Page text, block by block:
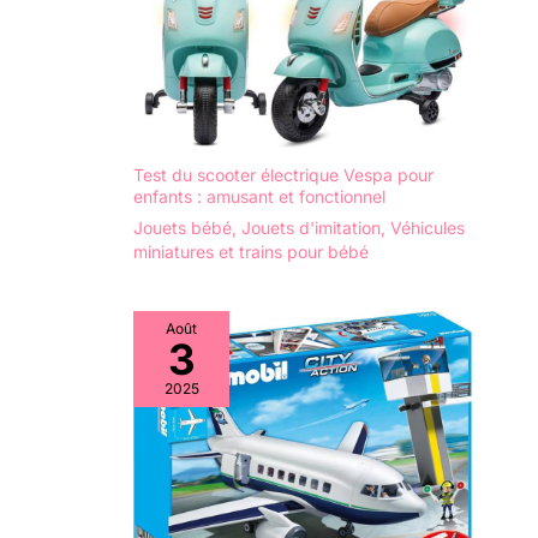
Test du scooter électrique Vespa pour
enfants : amusant et fonctionnel
Jouets bébé Jouets d'imitation Véhicules
miniatures et trains pour bébé
Août
3
2025